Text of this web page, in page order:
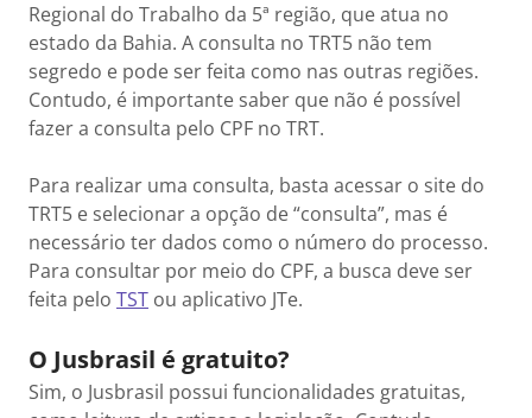
Regional do Trabalho da 5ª região, que atua no
estado da Bahia. A consulta no TRT5 não tem
segredo e pode ser feita como nas outras regiões.
Contudo, é importante saber que não é possível
fazer a consulta pelo CPF no TRT.
Para realizar uma consulta, basta acessar o site do
TRT5 e selecionar a opção de “consulta”, mas é
necessário ter dados como o número do processo.
Para consultar por meio do CPF, a busca deve ser
feita pelo TST ou aplicativo JTe.
O Jusbrasil é gratuito?
Sim, o Jusbrasil possui funcionalidades gratuitas,